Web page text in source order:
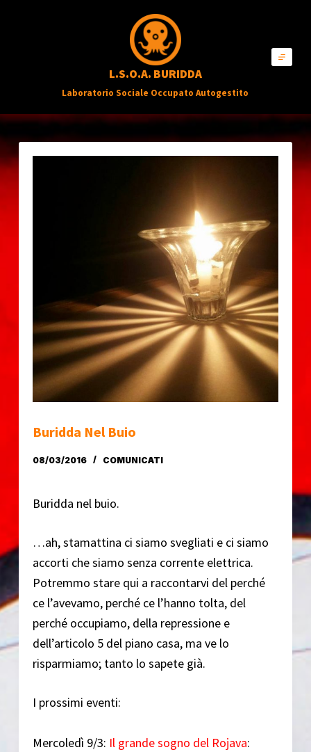
a
l
c
o
L.S.O.A. BURIDDA
Laboratorio Sociale Occupato Autogestito
Buridda Nel Buio
08/03/2016 COMUNICATI
Buridda nel buio.
…ah, stamattina ci siamo svegliati e ci siamo
accorti che siamo senza corrente elettrica.
Potremmo stare qui a raccontarvi del perché
ce l’avevamo, perché ce l’hanno tolta, del
perché occupiamo, della repressione e
dell’articolo 5 del piano casa, ma ve lo
risparmiamo; tanto lo sapete già.
I prossimi eventi:
Mercoledì 9/3: Il grande sogno del Rojava: